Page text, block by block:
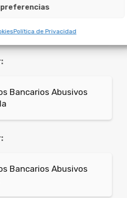
preferencias
Política de Privacidad
Bancarios Abusivos
Bancarios Abusivos